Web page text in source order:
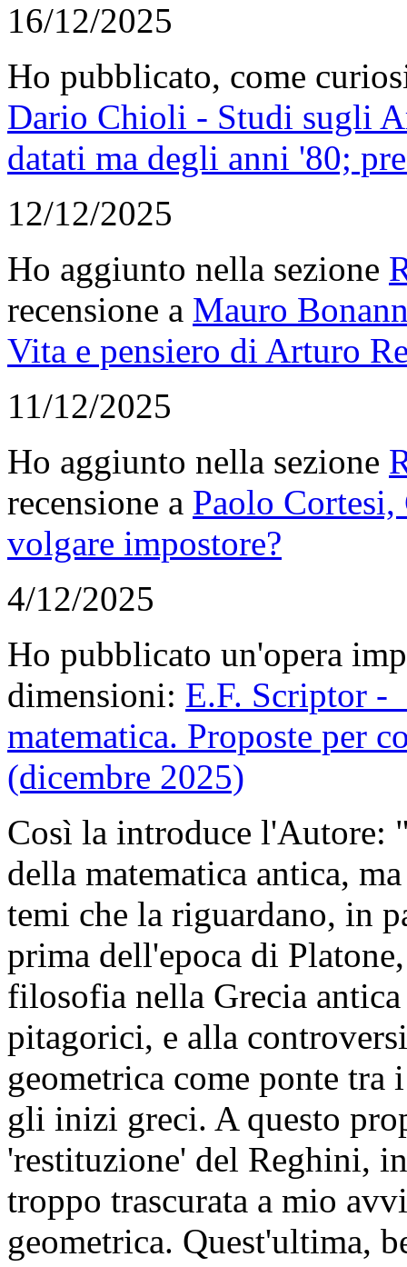
16/12/2025
Ho pubblicato, come
Dario Chioli - Studi sugli
datati ma degli anni '80;
12/12/2025
Ho aggiunto nella sezione
recensione a Mauro
Vita e pensiero di Arturo
11/12/2025
Ho aggiunto nella sezione
recensione a Paolo
volgare impostore?
4/12/2025
Ho pubblicato un'opera
dimensioni: E.F. Scriptor -
matematica. Proposte per
(dicembre 2025)
Così la introduce l'Autore:
della matematica antica,
temi che la riguardano, in
prima dell'epoca di
filosofia nella Grecia
pitagorici, e alla
geometrica come ponte
gli inizi greci. A questo
'restituzione' del Reghini,
troppo trascurata a mio
geometrica. Quest'ultima,